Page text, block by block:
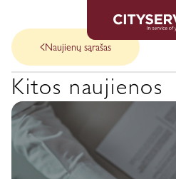
Naujienų sąrašas
Kitos naujienos